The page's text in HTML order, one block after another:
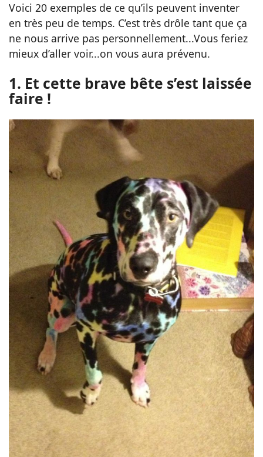
Voici 20 exemples de ce qu’ils peuvent inventer
en très peu de temps. C’est très drôle tant que ça
ne nous arrive pas personnellement...Vous feriez
mieux d’aller voir...on vous aura prévenu.
1. Et cette brave bête s’est laissée
faire !